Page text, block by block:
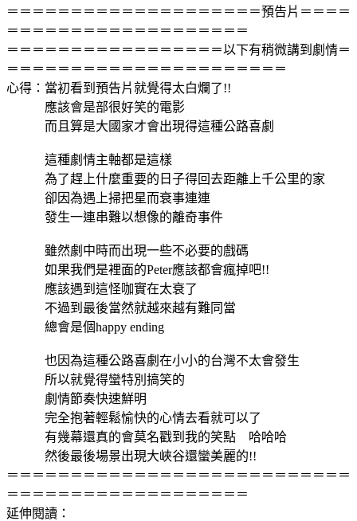
＝＝＝＝＝＝＝＝＝＝＝＝＝＝＝＝＝＝＝＝預告片＝＝＝＝
＝＝＝＝＝＝＝＝＝＝＝＝＝＝＝＝＝＝＝
＝＝＝＝＝＝＝＝＝＝＝＝＝＝＝＝＝以下有稍微講到劇情＝
＝＝＝＝＝＝＝＝＝＝＝＝＝＝＝＝＝＝＝＝＝＝
心得：當初看到預告片就覺得太白爛了!!
應該會是部很好笑的電影
而且算是大國家才會出現得這種公路喜劇
這種劇情主軸都是這樣
為了趕上什麼重要的日子得回去距離上千公里的家
卻因為遇上掃把星而衰事連連
發生一連串難以想像的離奇事件
雖然劇中時而出現一些不必要的戲碼
如果我們是裡面的Peter應該都會瘋掉吧!!
應該遇到這怪咖實在太衰了
不過到最後當然就越來越有難同當
總會是個happy ending
也因為這種公路喜劇在小小的台灣不太會發生
所以就覺得蠻特別搞笑的
劇情節奏快速鮮明
完全抱著輕鬆愉快的心情去看就可以了
有幾幕還真的會莫名戳到我的笑點 哈哈哈
然後最後場景出現大峽谷還蠻美麗的!!
＝＝＝＝＝＝＝＝＝＝＝＝＝＝＝＝＝＝＝＝＝＝＝＝＝＝＝
＝＝＝＝＝＝＝＝＝＝＝＝＝＝＝＝＝＝＝
延伸閱讀：